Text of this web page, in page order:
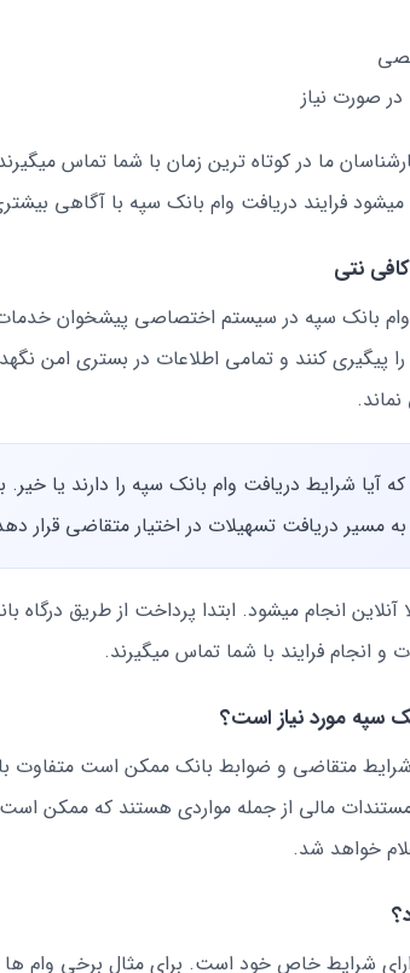
صورت نیاز
ما در کوتاه ترین زمان با شما تماس
فرایند دریافت وام بانک سپه با آگاهی
نتی
وام بانک سپه در سیستم اختصاصی پیشخوان
پیگیری کنند و تمامی اطلاعات در بستری امن
که آیا شرایط دریافت وام بانک سپه را دارند یا
مسیر دریافت تسهیلات در اختیار متقاضی قرار
انجام میشود. ابتدا پرداخت از طریق درگاه
انجام فرایند با شما تماس میگیرند.
سپه مورد نیاز است؟
شرایط متقاضی و ضوابط بانک ممکن است متفاوت
مالی از جمله مواردی هستند که ممکن است
خواهد شد.
شرایط خاص خود است. برای مثال برخی وام ها